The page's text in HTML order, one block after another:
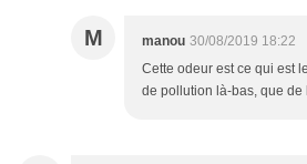
M manou 30/08/2019 18:22
Cette odeur est ce qui est
de pollution là-bas, que de